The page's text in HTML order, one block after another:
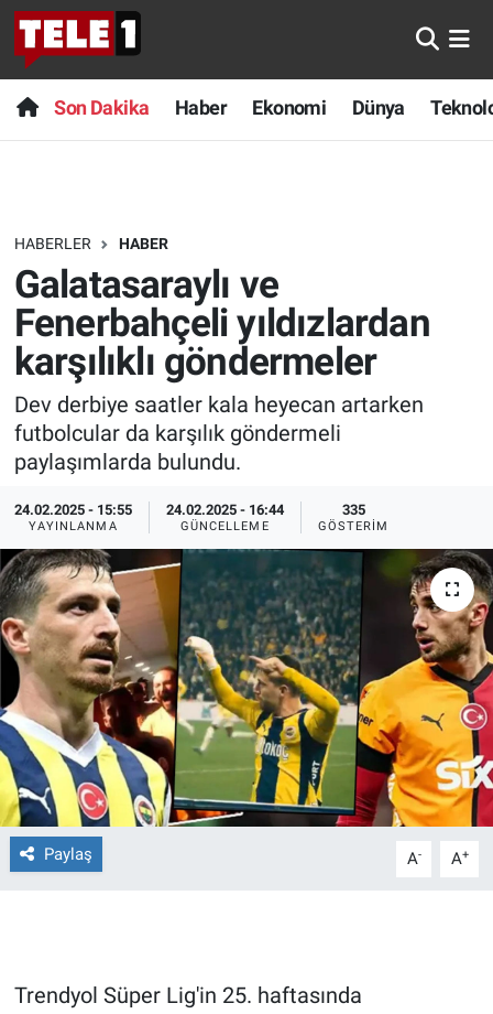
Son Dakika Haber Ekonomi Dünya
HABERLER HABER
Galatasaraylı ve
Fenerbahçeli yıldızlardan
karşılıklı göndermeler
Dev derbiye saatler kala heyecan artarken
futbolcular da karşılık göndermeli
paylaşımlarda bulundu.
24.02.2025 - 15:55
YAYINLANMA
24.02.2025 - 16:44
GÜNCELLEME
335
GÖSTERIM
Paylaş A- A+
Trendyol Süper Lig'in 25. haftasında
Anında Manşet
Başka Sohbetler
Bilim turu
Bilim ve Teknoloji Evreni
Doğa Konuşuyor
Dünya
Ege Saati
Ege'den Esintiler
Eğitim
Eğlence
Ekonomi
Forum
Gerçeğin İzinde
Gün Başlıyor
Gün Ortası
Son Dakika
Haber
Dünya
Teknoloji
Sağlık
Spor
Yayın Akışı
İletişim
Nöbetçi Eczaneler
Hava Durumu
Trafik Durumu
Süper Lig Puan Durumu ve Fikstür
Tüm Manşetler
Son Dakika Haberleri
Haber Arşivi